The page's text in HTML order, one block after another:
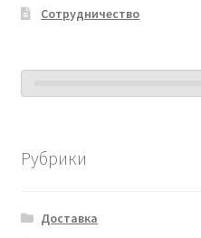
Сотрудничество
Рубрики
Доставка